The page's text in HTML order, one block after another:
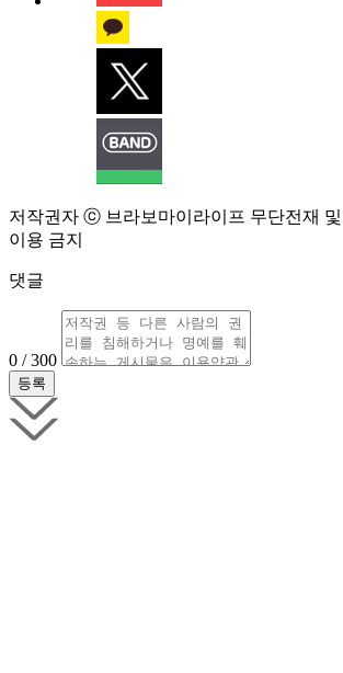
저작권자 ⓒ 브라보마이라이프 무단전재
이용 금지
댓글
0 / 300